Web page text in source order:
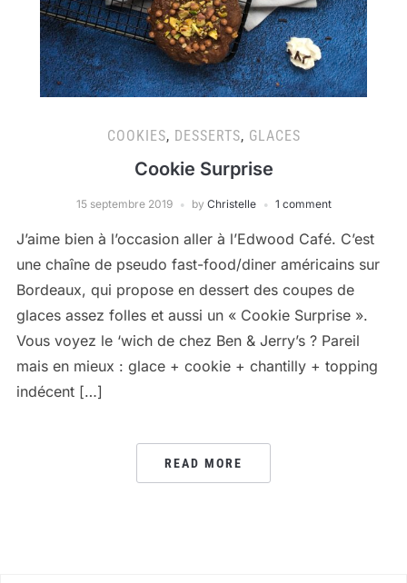
COOKIES, DESSERTS, GLACES
Cookie Surprise
15 septembre 2019 by Christelle 1 comment
J’aime bien à l’occasion aller à l’Edwood Café. C’est
une chaîne de pseudo fast-food/diner américains sur
Bordeaux, qui propose en dessert des coupes de
glaces assez folles et aussi un « Cookie Surprise ».
Vous voyez le ‘wich de chez Ben & Jerry’s ? Pareil
mais en mieux : glace + cookie + chantilly + topping
indécent […]
READ MORE